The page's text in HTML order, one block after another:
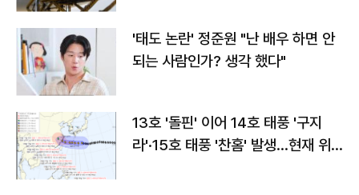
'태도 논란' 정준원 "난 배우 하면 안
되는 사람인가? 생각 했다"
13호 '돌핀' 이어 14호 태풍 '구지
라'·15호 태풍 '찬홈' 발생…현재 위